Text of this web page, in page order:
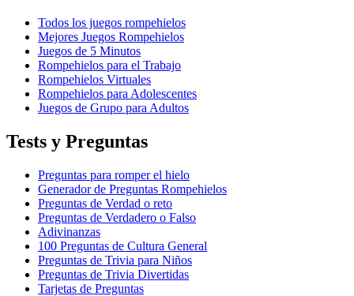
Todos los juegos rompehielos
Mejores Juegos Rompehielos
Juegos de 5 Minutos
Rompehielos para el Trabajo
Rompehielos Virtuales
Rompehielos para Adolescentes
Juegos de Grupo para Adultos
Tests y Preguntas
Preguntas para romper el hielo
Generador de Preguntas Rompehielos
Preguntas de Verdad o reto
Preguntas de Verdadero o Falso
Adivinanzas
100 Preguntas de Cultura General
Preguntas de Trivia para Niños
Preguntas de Trivia Divertidas
Tarjetas de Preguntas